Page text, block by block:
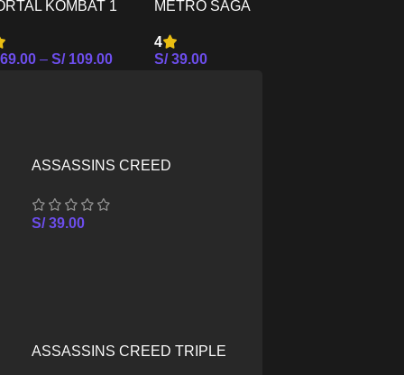
KOMBAT 1
– S/109.00
METRO SAGA
4
S/39.00
ASSASSINS CREED
SERIES X/S
S/39.00
ASSASSINS CREED TRIPLE